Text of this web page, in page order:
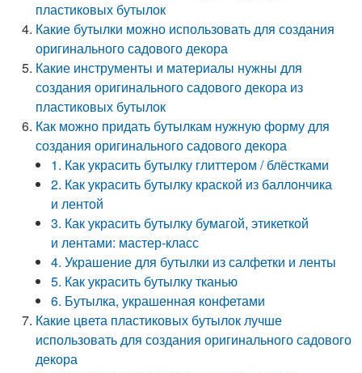
пластиковых бутылок
Какие бутылки можно использовать для создания
оригинального садового декора
Какие инструменты и материалы нужны для
создания оригинального садового декора из
пластиковых бутылок
Как можно придать бутылкам нужную форму для
создания оригинального садового декора
1. Как украсить бутылку глиттером / блёстками
2. Как украсить бутылку краской из баллончика
и лентой
3. Как украсить бутылку бумагой, этикеткой
и лентами: мастер-класс
4. Украшение для бутылки из салфетки и ленты
5. Как украсить бутылку тканью
6. Бутылка, украшенная конфетами
Какие цвета пластиковых бутылок лучше
использовать для создания оригинального садового
декора